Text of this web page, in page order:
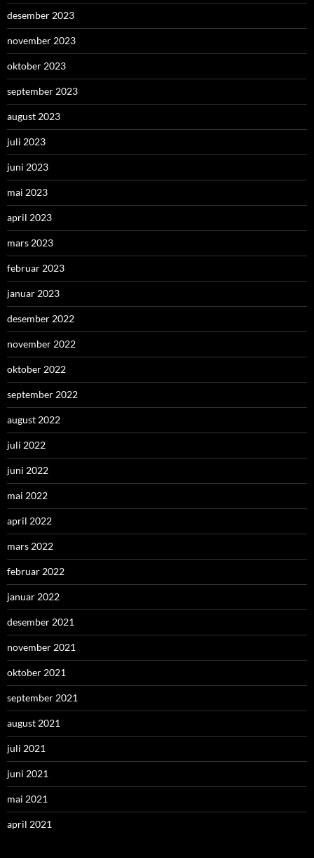
desember 2023
november 2023
oktober 2023
september 2023
august 2023
juli 2023
juni 2023
mai 2023
april 2023
mars 2023
februar 2023
januar 2023
desember 2022
november 2022
oktober 2022
september 2022
august 2022
juli 2022
juni 2022
mai 2022
april 2022
mars 2022
februar 2022
januar 2022
desember 2021
november 2021
oktober 2021
september 2021
august 2021
juli 2021
juni 2021
mai 2021
april 2021